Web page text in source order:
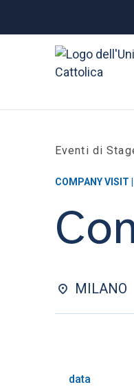
Eventi di
COMPANY VISIT
MILANO
data